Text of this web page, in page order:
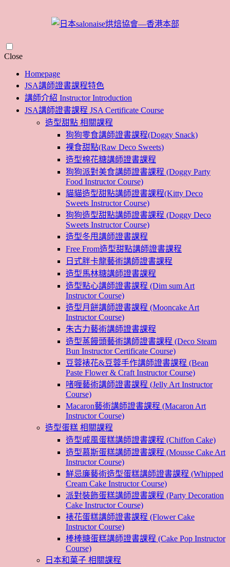
CloseSkip
content
Homepage
JSA講師證書課程特色
講師介紹 Instructor Introduction
JSA講師證書課程 JSA Certificate Course
造型甜點 相關課程
狗狗零食講師證書課程(Doggy Snack)
裸食甜點(Raw Deco Sweets)
造型棉花糖講師證書課程
狗狗派對美食講師證書課程 (Doggy Party
Food Instructor Course)
貓貓造型甜點講師證書課程(Kitty Deco
Sweets Instructor Course)
狗狗造型甜點講師證書課程 (Doggy Deco
Sweets Instructor Course)
造型冬甩講師證書課程
Free From造型甜點講師證書課程
日式胖卡龍藝術講師證書課程
造型馬林糖講師證書課程
造型點心講師證書課程 (Dim sum Art
Instructor Course)
造型月餅講師證書課程 (Mooncake Art
Instructor Course)
朱古力藝術講師證書課程
造型蒸饅頭藝術講師證書課程 (Deco Steam
Bun Instructor Certificate Course)
豆蓉裱花&豆蓉手作講師證書課程 (Bean
Paste Flower & Craft Instructor Course)
啫喱藝術講師證書課程 (Jelly Art Instructor
Course)
Macaron藝術講師證書課程 (Macaron Art
Instructor Course)
造型蛋糕 相關課程
造型戚風蛋糕講師證書課程 (Chiffon Cake)
造型慕斯蛋糕講師證書課程 (Mousse Cake Art
Instructor Course)
鮮忌廉藝術造型蛋糕講師證書課程 (Whipped
Cream Cake Instructor Course)
派對裝飾蛋糕講師證書課程 (Party Decoration
Cake Instructor Course)
裱花蛋糕講師證書課程 (Flower Cake
Instructor Course)
棒棒糖蛋糕講師證書課程 (Cake Pop Instructor
Course)
日本和菓子 相關課程